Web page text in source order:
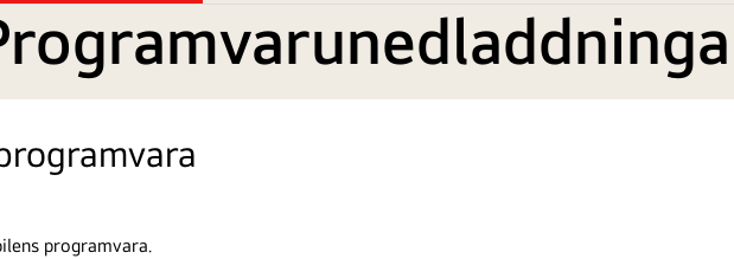
programvara.